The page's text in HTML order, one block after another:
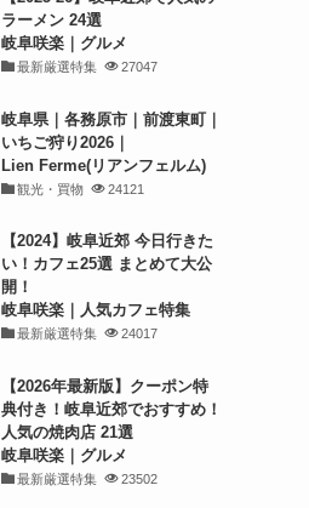
ラーメン 24選
岐阜咲楽｜グルメ
最新厳選特集 27047
岐阜県｜各務原市｜前渡東町｜
いちご狩り2026｜
Lien Ferme(リアンフェルム)
観光・買物 24121
【2024】岐阜近郊 今日行きた
い！カフェ25選 まとめて大公
開！
岐阜咲楽｜人気カフェ特集
最新厳選特集 24017
【2026年最新版】クーポン特
典付き！岐阜近郊でおすすめ！
人気の焼肉店 21選
岐阜咲楽｜グルメ
最新厳選特集 23502